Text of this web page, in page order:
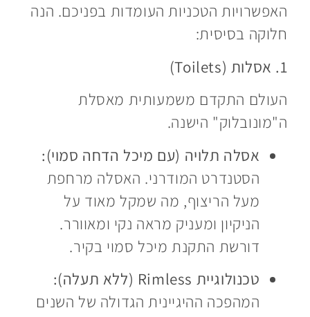
האפשרויות הטכניות העומדות בפניכם. הנה
חלוקה בסיסית:
1. אסלות (Toilets)
העולם התקדם משמעותית מאסלת
ה"מונובלוק" הישנה.
אסלה תלויה (עם מיכל הדחה סמוי):
הסטנדרט המודרני. האסלה מרחפת
מעל הריצוף, מה שמקל מאוד על
הניקיון ומעניק מראה נקי ומאוורר.
דורשת התקנת מיכל סמוי בקיר.
טכנולוגיית Rimless (ללא תעלה):
המהפכה ההיגיינית הגדולה של השנים